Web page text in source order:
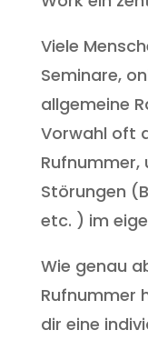
Viele
Seminare,
allgemeine
Vorwahl oft
Rufnummer,
Störungen
etc. ) im
Wie genau
Rufnummer
dir eine